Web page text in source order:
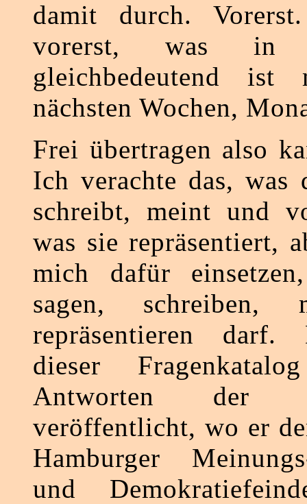
damit durch.
vorerst, was in
gleichbedeutend
nächsten Wochen,
Frei übertragen also
Ich verachte das, was
schreibt, meint und
was sie repräsentiert,
mich dafür
sagen, schreiben,
repräsentieren
dieser
Antworten der
veröffentlicht, wo er
Hamburger
und